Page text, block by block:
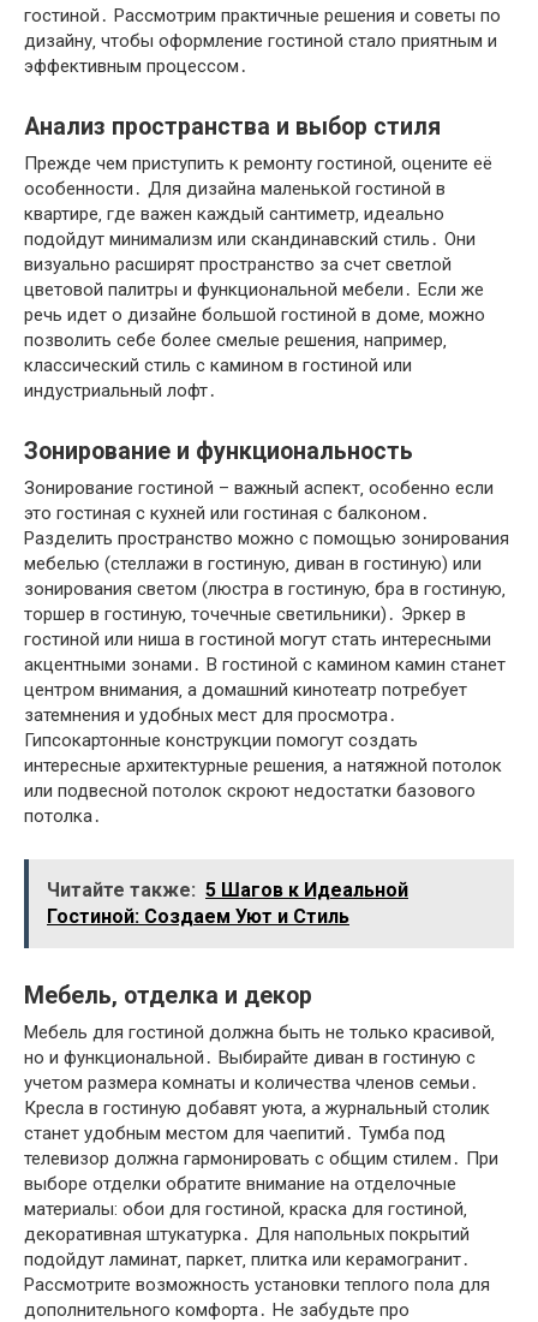
гостиной․ Рассмотрим практичные решения и советы по
дизайну‚ чтобы оформление гостиной стало приятным и
эффективным процессом․
Анализ пространства и выбор стиля
Прежде чем приступить к ремонту гостиной‚ оцените её
особенности․ Для дизайна маленькой гостиной в
квартире‚ где важен каждый сантиметр‚ идеально
подойдут минимализм или скандинавский стиль․ Они
визуально расширят пространство за счет светлой
цветовой палитры и функциональной мебели․ Если же
речь идет о дизайне большой гостиной в доме‚ можно
позволить себе более смелые решения‚ например‚
классический стиль с камином в гостиной или
индустриальный лофт․
Зонирование и функциональность
Зонирование гостиной – важный аспект‚ особенно если
это гостиная с кухней или гостиная с балконом․
Разделить пространство можно с помощью зонирования
мебелью (стеллажи в гостиную‚ диван в гостиную) или
зонирования светом (люстра в гостиную‚ бра в гостиную‚
торшер в гостиную‚ точечные светильники)․ Эркер в
гостиной или ниша в гостиной могут стать интересными
акцентными зонами․ В гостиной с камином камин станет
центром внимания‚ а домашний кинотеатр потребует
затемнения и удобных мест для просмотра․
Гипсокартонные конструкции помогут создать
интересные архитектурные решения‚ а натяжной потолок
или подвесной потолок скроют недостатки базового
потолка․
Читайте также: 5 Шагов к Идеальной
Гостиной: Создаем Уют и Стиль
Мебель‚ отделка и декор
Мебель для гостиной должна быть не только красивой‚
но и функциональной․ Выбирайте диван в гостиную с
учетом размера комнаты и количества членов семьи․
Кресла в гостиную добавят уюта‚ а журнальный столик
станет удобным местом для чаепитий․ Тумба под
телевизор должна гармонировать с общим стилем․ При
выборе отделки обратите внимание на отделочные
материалы: обои для гостиной‚ краска для гостиной‚
декоративная штукатурка․ Для напольных покрытий
подойдут ламинат‚ паркет‚ плитка или керамогранит․
Рассмотрите возможность установки теплого пола для
дополнительного комфорта․ Не забудьте про